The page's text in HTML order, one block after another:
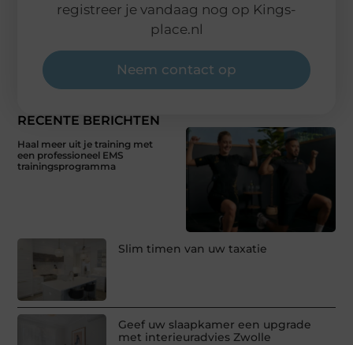
RECENTE BERICHTEN
Haal meer uit je training met
een professioneel EMS
trainingsprogramma
Slim timen van uw taxatie
Geef uw slaapkamer een upgrade
met interieuradvies Zwolle
registreer je vandaag nog op Kings-
place.nl
Neem contact op